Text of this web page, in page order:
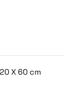
X 60 cm